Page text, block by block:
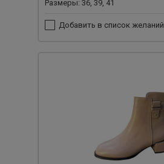
Размеры: 36, 39, 41
Добавить в список желаний